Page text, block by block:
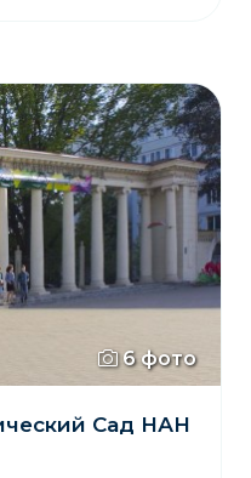
6 фото
Сад НАН